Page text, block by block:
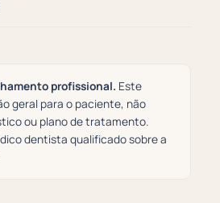
profissional. Este
geral para o paciente, não
ou plano de tratamento.
dentista qualificado sobre a